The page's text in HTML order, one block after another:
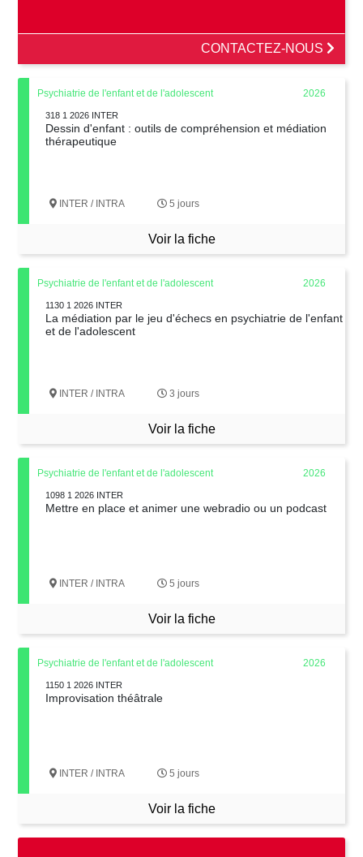
CONTACTEZ-NOUS
Psychiatrie de l'enfant et de l'adolescent 2026
318 1 2026 INTER
Dessin d'enfant : outils de compréhension et médiation
thérapeutique
INTER / INTRA 5 jours
Voir la fiche
Psychiatrie de l'enfant et de l'adolescent 2026
1130 1 2026 INTER
La médiation par le jeu d'échecs en psychiatrie de l'enfant
et de l'adolescent
INTER / INTRA 3 jours
Voir la fiche
Psychiatrie de l'enfant et de l'adolescent 2026
1098 1 2026 INTER
Mettre en place et animer une webradio ou un podcast
INTER / INTRA 5 jours
Voir la fiche
Psychiatrie de l'enfant et de l'adolescent 2026
1150 1 2026 INTER
Improvisation théâtrale
INTER / INTRA 5 jours
Voir la fiche